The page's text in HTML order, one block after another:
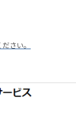
さい。